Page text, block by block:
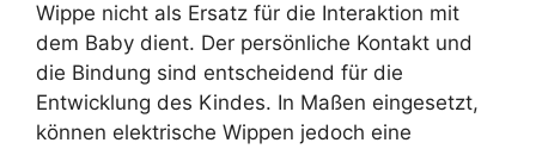
Wippe nicht als Ersatz für die Interaktion mit
dem Baby dient. Der persönliche Kontakt und
die Bindung sind entscheidend für die
Entwicklung des Kindes. In Maßen eingesetzt,
können elektrische Wippen jedoch eine